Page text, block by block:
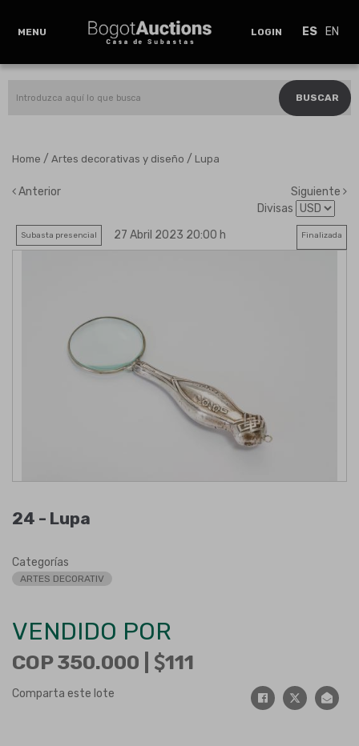
MENU LOGIN ES EN
BUSCAR
Home / Artes decorativas y diseño / Lupa
Anterior
Siguiente
Divisas
Subasta presencial 27 Abril 2023 20:00 h Finalizada
24 - Lupa
Categorías
ARTES DECORATIV
VENDIDO POR
COP 350.000 | 111
Comparta este lote